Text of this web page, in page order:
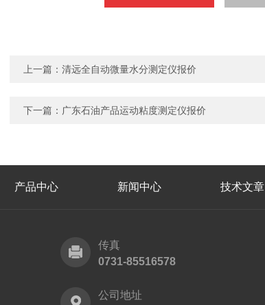
上一篇： 清远全自动微量水分测定仪报价
下一篇： 广东石油产品运动粘度测定仪报价
产品中心 新闻中心 技术文章
传真
0731-85516578
公司地址